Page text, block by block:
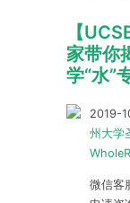
【
家带你
学“水”
2019-
州大学
微信客